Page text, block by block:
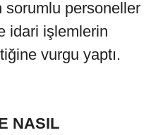
sorumlu personeller
idari işlemlerin
vurgu yaptı.
NASIL